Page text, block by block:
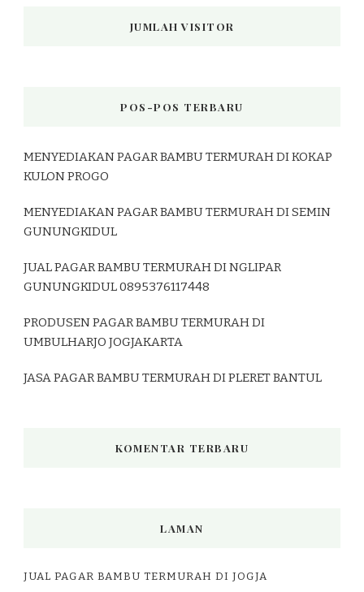
JUMLAH VISITOR
POS-POS TERBARU
MENYEDIAKAN PAGAR BAMBU TERMURAH DI KOKAP
KULON PROGO
MENYEDIAKAN PAGAR BAMBU TERMURAH DI SEMIN
GUNUNGKIDUL
JUAL PAGAR BAMBU TERMURAH DI NGLIPAR
GUNUNGKIDUL 0895376117448
PRODUSEN PAGAR BAMBU TERMURAH DI
UMBULHARJO JOGJAKARTA
JASA PAGAR BAMBU TERMURAH DI PLERET BANTUL
KOMENTAR TERBARU
LAMAN
JUAL PAGAR BAMBU TERMURAH DI JOGJA